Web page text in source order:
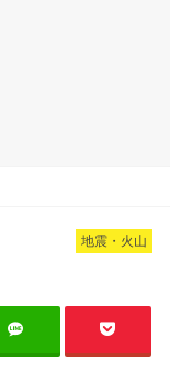
地震・火山